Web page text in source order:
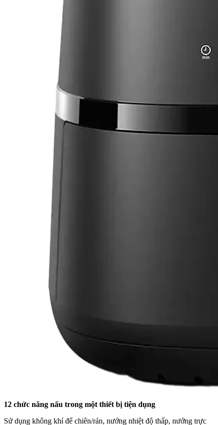
12 chức năng nấu trong một thiết bị tiện dụng
Sử dụng không khí để chiên/rán, nướng nhiệt độ thấp, nướng trực